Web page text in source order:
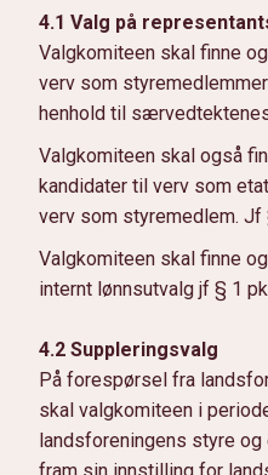
4.1 Valg på
Valgkomiteen skal finne
verv som
henhold til
Valgkomiteen skal også
kandidater til verv som
verv som styremedlem. Jf
Valgkomiteen skal finne
internt lønnsutvalg jf § 1
4.2 Suppleringsvalg
På forespørsel fra
skal valgkomiteen i
landsforeningens styre